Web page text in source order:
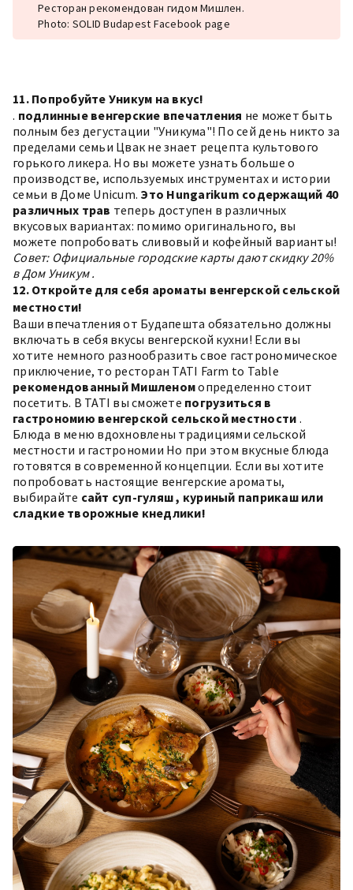
Ресторан рекомендован гидом Мишлен.
Photo: SOLID Budapest Facebook page
11. Попробуйте Уникум на вкус!
. подлинные венгерские впечатления не может быть
полным без дегустации "Уникума"! По сей день никто за
пределами семьи Цвак не знает рецепта культового
горького ликера. Но вы можете узнать больше о
производстве, используемых инструментах и истории
семьи в Доме Unicum. Это Hungarikum содержащий 40
различных трав теперь доступен в различных
вкусовых вариантах: помимо оригинального, вы
можете попробовать сливовый и кофейный варианты!
Совет: Официальные городские карты дают скидку 20%
вДом Уникум .
12. Откройте для себя ароматы венгерской сельской
местности!
Ваши впечатления от Будапешта обязательно должны
включать в себя вкусы венгерской кухни! Если вы
хотите немного разнообразить свое гастрономическое
приключение, то ресторан TATI Farm to Table
рекомендованный Мишленомопределенно стоит
посетить. В TATI вы сможете погрузиться в
гастрономию венгерской сельской местности .
Блюда в меню вдохновлены традициями сельской
местности и гастрономии Но при этом вкусные блюда
готовятся в современной концепции. Если вы хотите
попробовать настоящие венгерские ароматы,
выбирайте сайт суп-гуляш, куриный паприкаш или
сладкие творожные кнедлики!